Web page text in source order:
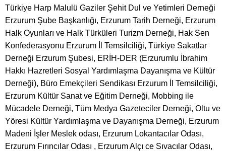
Türkiye Harp Malulü Gaziler Şehit Dul ve Yetimleri Derneği
Erzurum Şube Başkanlığı, Erzurum Tarih Derneği, Erzurum
Halk Oyunları ve Halk Türküleri Turizm Derneği, Hak Sen
Konfederasyonu Erzurum İl Temsilciliği, Türkiye Sakatlar
Derneği Erzurum Şubesi, ERİH-DER (Erzurumlu İbrahim
Hakkı Hazretleri Sosyal Yardımlaşma Dayanışma ve Kültür
Derneği), Büro Emekçileri Sendikası Erzurum İl Temsilciliği,
Erzurum Kültür Sanat ve Eğitim Derneği, Mobbing ile
Mücadele Derneği, Tüm Medya Gazeteciler Derneği, Oltu ve
Yöresi Kültür Yardımlaşma ve Dayanışma Derneği, Erzurum
Madeni İşler Meslek odası, Erzurum Lokantacılar Odası,
Erzurum Fırıncılar Odası , Erzurum Alçı ce Sıvacılar Odası,